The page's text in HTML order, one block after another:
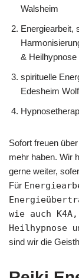
Walsheim
Energiearbeit,
& Heilhypnose
spirituelle
Edesheim
Sofort freuen
mehr haben. Wir
gerne weiter,
Für
wie auch
Heilhypnose
sind wir die